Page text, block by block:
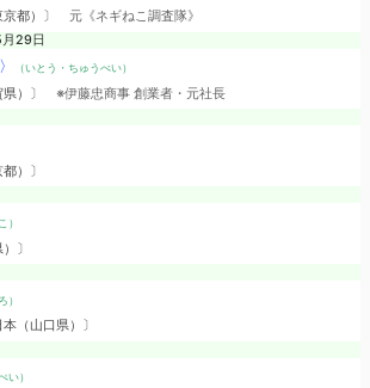
京都）〕 元《ネギねこ調査隊》
29日
（いとう・ちゅうべい）
県）〕 ※伊藤忠商事 創業者・元社長
）〕
）
〕
）
（山口県）〕
い）